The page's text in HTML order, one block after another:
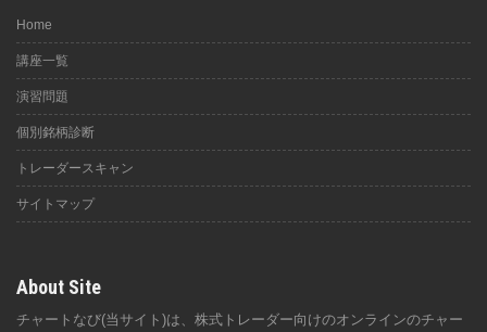
Home
講座一覧
演習問題
個別銘柄診断
トレーダースキャン
サイトマップ
About Site
チャートなび(当サイト)は、株式トレーダー向けのオンラインのチャー